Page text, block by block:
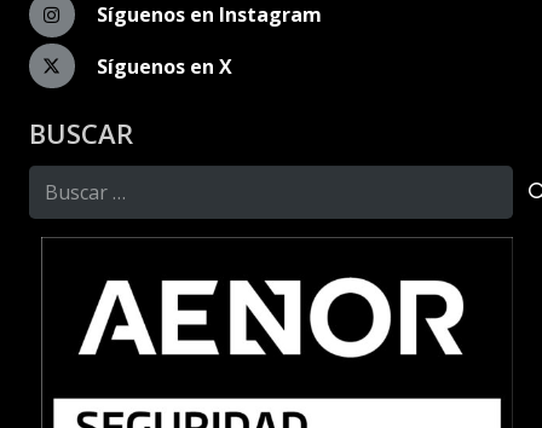
Síguenos en Instagram
Síguenos en X
BUSCAR
Buscar: